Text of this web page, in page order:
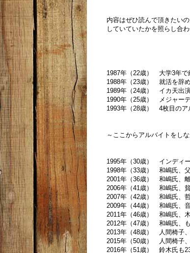
内容はぜひ読んで頂きたい
していていたかを照らし合
1987年（22歳） 大学3年で
1988年（23歳） 就活を辞め
1989年（24歳） イカ天出演
1990年（25歳） メジャーデ
1993年（28歳） 4枚目のア
～ここからアルバイトをし
1995年（30歳） インディ
1998年（33歳） 和嶋氏、
2001年（36歳） 和嶋氏、
2006年（41歳） 和嶋氏、
2007年（42歳） 和嶋氏、
2009年（44歳） 和嶋氏、
2011年（46歳） 和嶋氏、
2012年（47歳） 和嶋氏、
2013年（48歳） 人間椅子、
2015年（50歳） 人間椅子
2016年（51歳） 鈴木氏も